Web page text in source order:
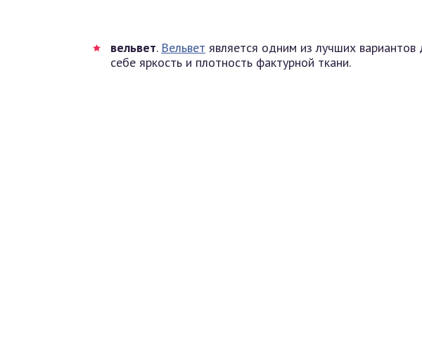
вельвет. Вельвет является одним из лучших вариантов
себе яркость и плотность фактурной ткани.